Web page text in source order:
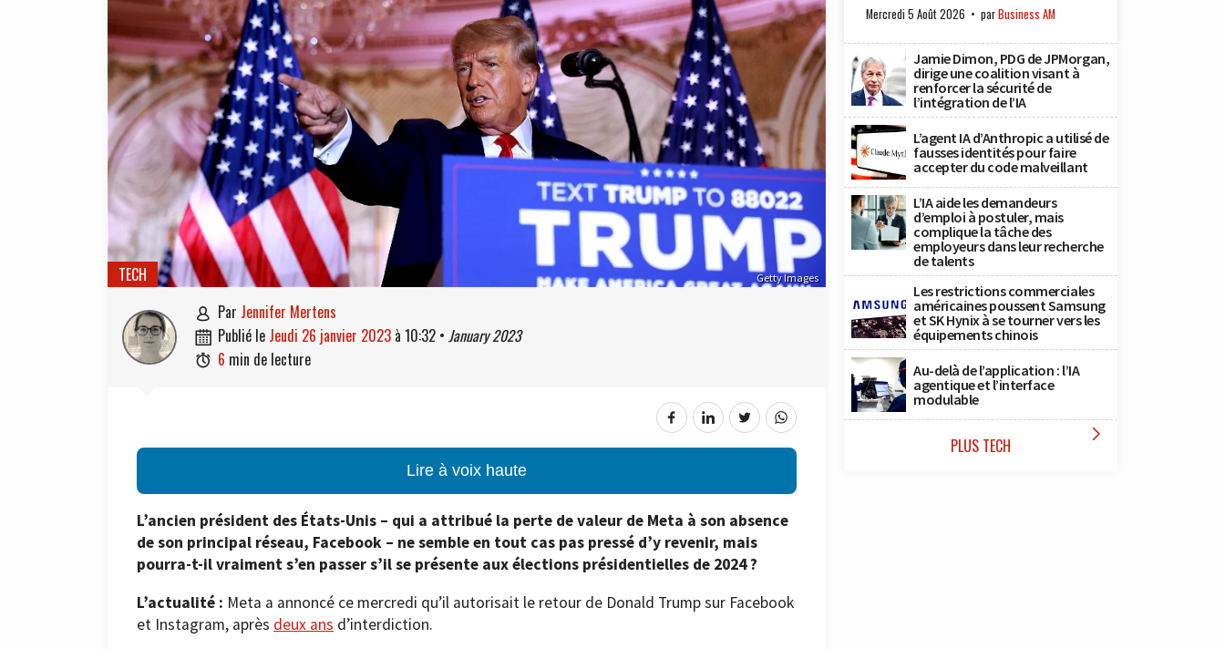
Getty Images
TECH
 par Jennifer Mertens
 publié le jeudi 26 janvier 2023 à 10:32 • January 2023
 6 min de lecture
Lire à voix haute
L’ancien président des États-Unis – qui a attribué la perte de valeur de Meta à son absence
de son principal réseau, Facebook – ne semble en tout cas pas pressé d’y revenir, mais
pourra-t-il vraiment s’en passer s’il se présente aux élections présidentielles de 2024 ?
L’actualité : Meta a annoncé ce mercredi qu’il autorisait le retour de Donald Trump sur Facebook
et Instagram, après deux ans d’interdiction.
Mercredi 5 Août 2026 parBusiness AM
Jamie Dimon, PDG de JPMorgan,
dirige une coalition visant à
renforcer la sécurité de
l’intégration de l’IA
L’agent IA d’Anthropic a utilisé de
fausses identités pour faire
accepter du code malveillant
L’IA aide les demandeurs
d’emploi à postuler, mais
complique la tâche des
employeurs dans leur recherche
de talents
Les restrictions commerciales
américaines poussent Samsung
et SK Hynix à se tourner vers les
équipements chinois
Au-delà de l’application : l’IA
agentique et l’interface
modulable
PLUS TECH 